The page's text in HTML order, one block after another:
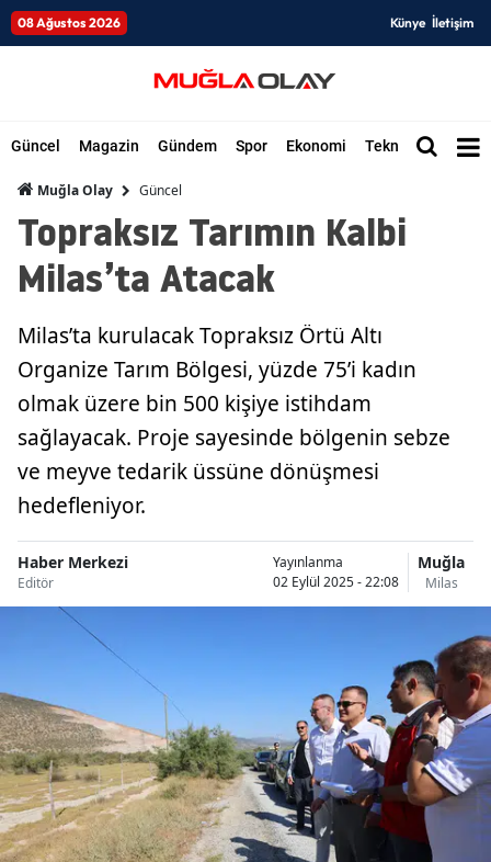
08 Ağustos 2026 Künye İletişim
Güncel Magazin Gündem Spor Ekonomi Teknoloji Dünya
Muğla Olay Güncel
Topraksız Tarımın Kalbi
Milas’ta Atacak
Milas’ta kurulacak Topraksız Örtü Altı
Organize Tarım Bölgesi, yüzde 75’i kadın
olmak üzere bin 500 kişiye istihdam
sağlayacak. Proje sayesinde bölgenin sebze
ve meyve tedarik üssüne dönüşmesi
hedefleniyor.
Haber Merkezi
Editör
Yayınlanma
02 Eylül 2025 - 22:08
Muğla
Milas